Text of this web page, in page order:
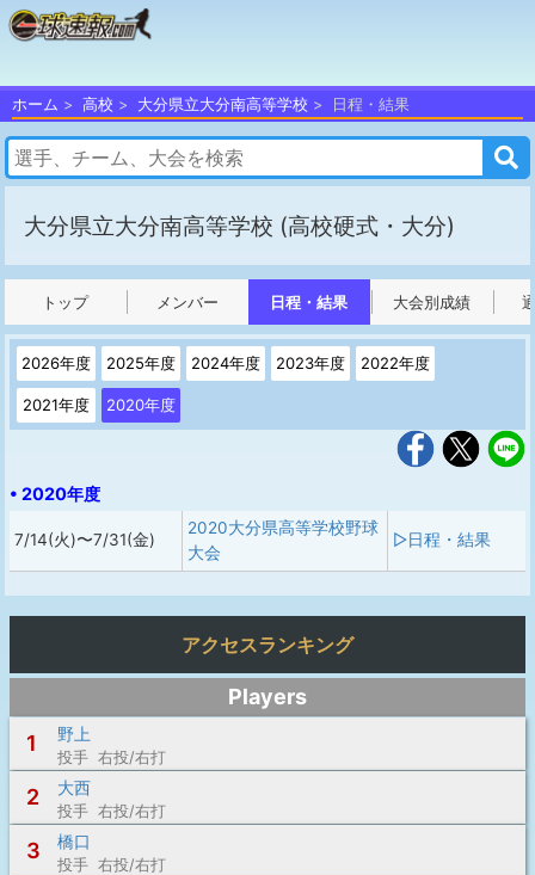
ホーム 高校 大分県立大分南高等学校 日程・結果
大分県立大分南高等学校 (高校硬式・大分)
トップ メンバー 日程・結果 大会別成績
2026年度 2025年度 2024年度 2023年度 2022年度
2021年度 2020年度
• 2020年度
7/14(火)〜7/31(金)
2020大分県高等学校野球
大会
▷日程・結果
アクセスランキング
Players
1
野上
投手 右投/右打
2 大西
投手 右投/右打
3 橋口
投手 右投/右打